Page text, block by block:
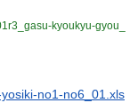
kyoukyu-gyou_
no1-no6_01.xls